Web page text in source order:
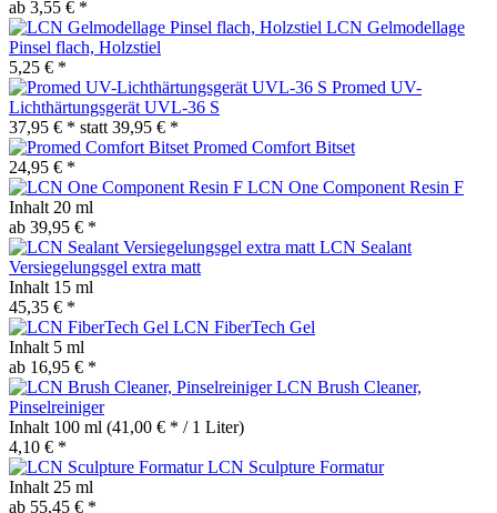
ab 3,55 € *
LCN Gelmodellage
Pinsel flach, Holzstiel
5,25 € *
Promed UV-
Lichthärtungsgerät UVL-36 S
37,95 € * statt 39,95 € *
Promed Comfort Bitset
24,95 € *
LCN One Component Resin F
Inhalt 20 ml
ab 39,95 € *
LCN Sealant
Versiegelungsgel extra matt
Inhalt 15 ml
45,35 € *
LCN FiberTech Gel
Inhalt 5 ml
ab 16,95 € *
LCN Brush Cleaner,
Pinselreiniger
Inhalt 100 ml (41,00 € * / 1 Liter)
4,10 € *
LCN Sculpture Formatur
Inhalt 25 ml
ab 55,45 € *